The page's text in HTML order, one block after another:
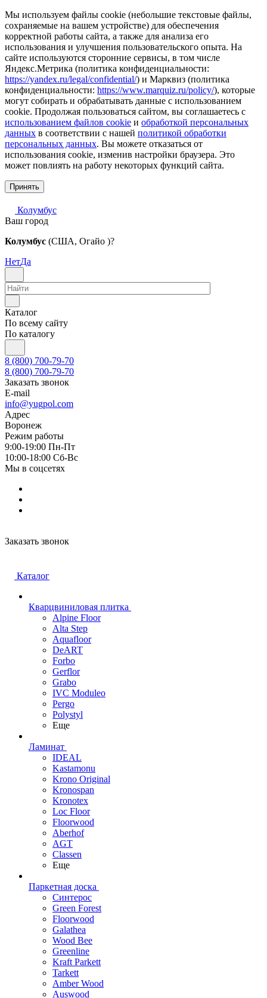
Мы используем файлы cookie (небольшие текстовые файлы,
сохраняемые на вашем устройстве) для обеспечения
корректной работы сайта, а также для анализа его
использования и улучшения пользовательского опыта. На
сайте используются сторонние сервисы, в том числе
Яндекс.Метрика (политика конфиденциальности:
https://yandex.ru/legal/confidential/) и Марквиз (политика
конфиденциальности: https://www.marquiz.ru/policy/), которые
могут собирать и обрабатывать данные с использованием
cookie. Продолжая пользоваться сайтом, вы соглашаетесь с
использованием файлов cookie и обработкой персональных
данных в соответствии с нашей политикой обработки
персональных данных. Вы можете отказаться от
использования cookie, изменив настройки браузера. Это
может повлиять на работу некоторых функций сайта.
Принять
Колумбус
Ваш город
Колумбус (США, Огайо )?
НетДа
Каталог
По всему сайту
По каталогу
8 (800) 700-79-70
8 (800) 700-79-70
Заказать звонок
E-mail
info@yugpol.com
Адрес
Воронеж
Режим работы
9:00-19:00 Пн-Пт
10:00-18:00 Cб-Вс
Мы в соцсетях
Заказать звонок
Каталог
Кварцвиниловая плитка
Alpine Floor
Alta Step
Aquafloor
DeART
Forbo
Gerflor
Grabo
IVC Moduleo
Pergo
Polystyl
Еще
Ламинат
IDEAL
Kastamonu
Krono Original
Kronospan
Kronotex
Loc Floor
Floorwood
Aberhof
AGT
Classen
Еще
Паркетная доска
Синтерос
Green Forest
Floorwood
Galathea
Wood Bee
Greenline
Kraft Parkett
Tarkett
Amber Wood
Auswood